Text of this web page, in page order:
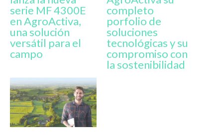
serie MF 4300E
en AgroActiva,
una solución
versátil para el
campo
completo
porfolio de
soluciones
tecnológicas y su
compromiso con
la sostenibilidad